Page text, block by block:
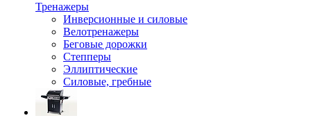
Тренажеры
Инверсионные и силовые
Велотренажеры
Беговые дорожки
Степперы
Эллиптические
Силовые, гребные